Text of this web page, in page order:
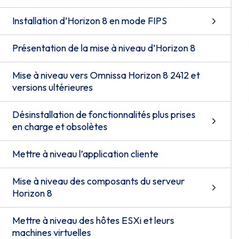
Installation d’Horizon 8 en mode FIPS
Présentation de la mise à niveau d’Horizon 8
Mise à niveau vers Omnissa Horizon 8 2412 et
versions ultérieures
Désinstallation de fonctionnalités plus prises
en charge et obsolètes
Mettre à niveau l’application cliente
Mise à niveau des composants du serveur
Horizon 8
Mettre à niveau des hôtes ESXi et leurs
machines virtuelles